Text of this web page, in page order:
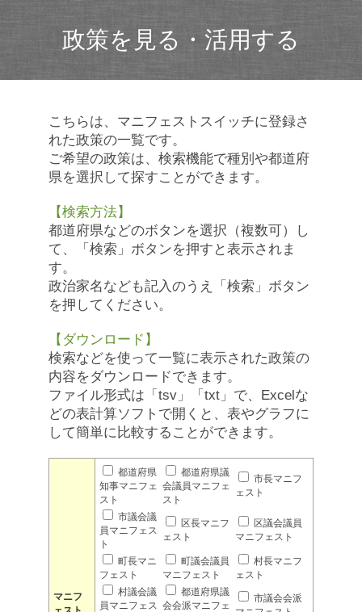
政策を見る・活用する
こちらは、マニフェストスイッチに登録さ
れた政策の一覧です。
ご希望の政策は、検索機能で種別や都道府
県を選択して探すことができます。
【検索方法】
都道府県などのボタンを選択（複数可）し
て、「検索」ボタンを押すと表示されま
す。
政治家名なども記入のうえ「検索」ボタン
を押してください。
【ダウンロード】
検索などを使って一覧に表示された政策の
内容をダウンロードできます。
ファイル形式は「tsv」「txt」で、Excelな
どの表計算ソフトで開くと、表やグラフに
して簡単に比較することができます。
マニフ
都道府県
知事マニフェ
スト
都道府県議
会議員マニフェ
スト
市長マニフ
ェスト
市議会議
員マニフェス
ト
区長マニフ
ェスト
区議会議員
マニフェスト
町長マニ
フェスト
町議会議員
マニフェスト
村長マニフ
ェスト
村議会議
員マニフェス
都道府県議
会会派マニフェ
市議会会派